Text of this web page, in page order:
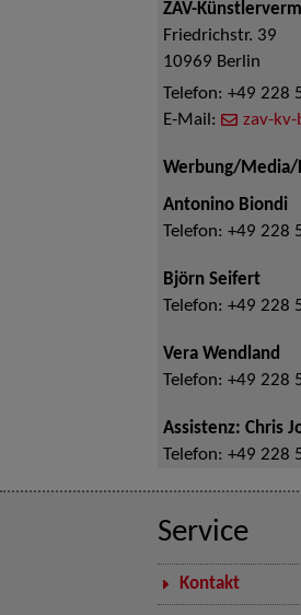
ZAV-
Friedrichstr. 39
10969 Berlin
Telefon: +49 228
E-Mail:
zav-
Werbung/Media/
Antonino Biondi
Telefon: +49 228
Björn Seifert
Telefon: +49 228
Vera Wendland
Telefon: +49 228
Assistenz: Chris
Telefon: +49 228
Service
Kontakt